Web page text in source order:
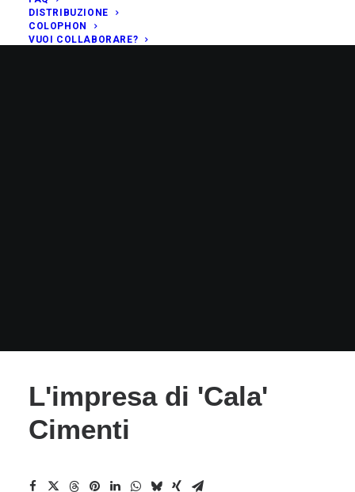
DISTRIBUZIONE
COLOPHON
VUOI COLLABORARE?
L'impresa di 'Cala'
Cimenti